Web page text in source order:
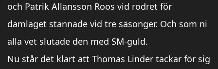
och Patrik Allansson Roos vid rodret för
damlaget stannade vid tre säsonger. Och som ni
alla vet slutade den med SM-guld.
Nu står det klart att Thomas Linder tackar för sig